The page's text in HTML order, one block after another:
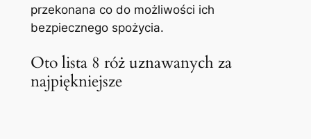
przekonana co do możliwości ich
bezpiecznego spożycia.
Oto lista 8 róż uznawanych za
najpiękniejsze